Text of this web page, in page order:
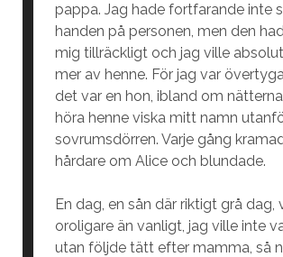
pappa. Jag hade fortfarande inte
handen på personen, men den
mig tillräckligt och jag ville
mer av henne. För jag var
det var en hon, ibland om
höra henne viska mitt namn
sovrumsdörren. Varje gång
hårdare om Alice och blundade.
En dag, en sån där riktigt grå dag,
oroligare än vanligt, jag ville inte
utan följde tätt efter mamma, så